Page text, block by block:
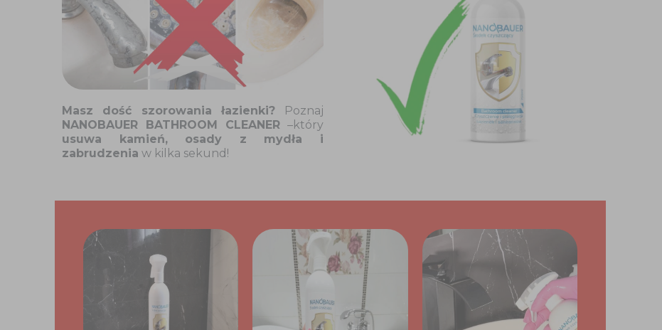
Masz dość szorowania łazienki? Poznaj
NANOBAUER BATHROOM CLEANER–który
usuwa kamień, osady z mydła i
zabrudzenia w kilka sekund!